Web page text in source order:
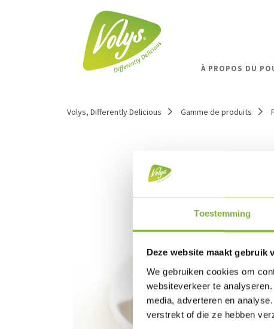
Toestemming
Deze website maakt gebruik
We gebruiken cookies om
websiteverkeer te
media, adverteren en
verstrekt of die ze hebben
À PROPOS DU
Volys, Differently Delicious Gamme de produits